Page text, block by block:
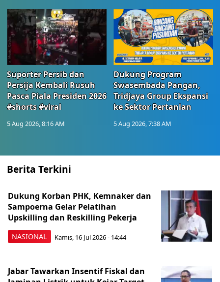
Suporter Persib dan
Persija Kembali Rusuh
Pasca Piala Presiden 2026
#shorts #viral
5 Aug 2026, 8:16 AM
Dukung Program
Swasembada Pangan,
Tridjaya Group Ekspansi
ke Sektor Pertanian
5 Aug 2026, 7:38 AM
Berita Terkini
NASIONAL
Dukung Korban PHK, Kemnaker dan
Sampoerna Gelar Pelatihan
Upskilling dan Reskilling Pekerja
Kamis, 16 Jul 2026 - 14:44
Jabar Tawarkan Insentif Fiskal dan